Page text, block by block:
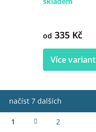
od 335 Kč
Více variant
načíst 7 dalších
S
t
1 2